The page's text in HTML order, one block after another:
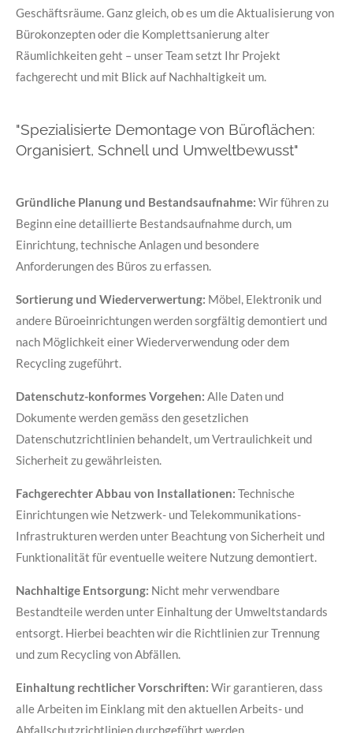
Geschäftsräume. Ganz gleich, ob es um die Aktualisierung von
Bürokonzepten oder die Komplettsanierung alter
Räumlichkeiten geht – unser Team setzt Ihr Projekt
fachgerecht und mit Blick auf Nachhaltigkeit um.
"Spezialisierte Demontage von Büroflächen:
Organisiert, Schnell und Umweltbewusst"
Gründliche Planung und Bestandsaufnahme: Wir führen zu
Beginn eine detaillierte Bestandsaufnahme durch, um
Einrichtung, technische Anlagen und besondere
Anforderungen des Büros zu erfassen.
Sortierung und Wiederverwertung: Möbel, Elektronik und
andere Büroeinrichtungen werden sorgfältig demontiert und
nach Möglichkeit einer Wiederverwendung oder dem
Recycling zugeführt.
Datenschutz-konformes Vorgehen: Alle Daten und
Dokumente werden gemäss den gesetzlichen
Datenschutzrichtlinien behandelt, um Vertraulichkeit und
Sicherheit zu gewährleisten.
Fachgerechter Abbau von Installationen: Technische
Einrichtungen wie Netzwerk- und Telekommunikations-
Infrastrukturen werden unter Beachtung von Sicherheit und
Funktionalität für eventuelle weitere Nutzung demontiert.
Nachhaltige Entsorgung: Nicht mehr verwendbare
Bestandteile werden unter Einhaltung der Umweltstandards
entsorgt. Hierbei beachten wir die Richtlinien zur Trennung
und zum Recycling von Abfällen.
Einhaltung rechtlicher Vorschriften: Wir garantieren, dass
alle Arbeiten im Einklang mit den aktuellen Arbeits- und
Abfallschutzrichtlinien durchgeführt werden.